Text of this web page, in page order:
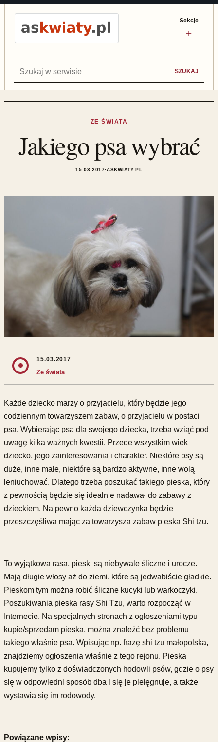
SZUKAJ
Sekcje
＋
ZE ŚWIATA
Jakiego psa wybrać
15.03.2017·ASKWIATY.PL
15.03.2017
Ze świata
Każde dziecko marzy o przyjacielu, który będzie jego
codziennym towarzyszem zabaw, o przyjacielu w postaci
psa. Wybierając psa dla swojego dziecka, trzeba wziąć pod
uwagę kilka ważnych kwestii. Przede wszystkim wiek
dziecko, jego zainteresowania i charakter. Niektóre psy są
duże, inne małe, niektóre są bardzo aktywne, inne wolą
leniuchować. Dlatego trzeba poszukać takiego pieska, który
z pewnością będzie się idealnie nadawał do zabawy z
dzieckiem. Na pewno każda dziewczynka będzie
przeszczęśliwa mając za towarzysza zabaw pieska Shi tzu.
To wyjątkowa rasa, pieski są niebywale śliczne i urocze.
Mają długie włosy aż do ziemi, które są jedwabiście gładkie.
Pieskom tym można robić śliczne kucyki lub warkoczyki.
Poszukiwania pieska rasy Shi Tzu, warto rozpocząć w
Internecie. Na specjalnych stronach z ogłoszeniami typu
kupie/sprzedam pieska, można znaleźć bez problemu
takiego właśnie psa. Wpisując np. frazę shi tzu małopolska,
znajdziemy ogłoszenia właśnie z tego rejonu. Pieska
kupujemy tylko z doświadczonych hodowli psów, gdzie o psy
się w odpowiedni sposób dba i się je pielęgnuje, a także
wystawia się im rodowody.
Powiązane wpisy: